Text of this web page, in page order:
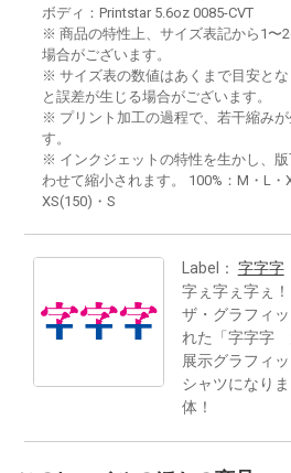
ボディ：Printstar 5.6oz 0085-CVT
※ 商品の特性上、サイズ表記から1〜
場合がございます。
※ サイズ表の数値はあくまで目安と
と誤差が生じる場合がございます。
※ プリント加工の過程で、若干縮み
す。
※ インクジェットの特性を生かし、
わせて縮小されます。 100%：M・L・
XS(150)・S
Label： 字字字
字ぇ字ぇ字ぇ
ザ・グラフィ
れた「字字字
展示グラフィ
シャツになり
体！